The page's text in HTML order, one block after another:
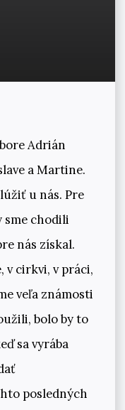
Adrián
a Martine.
u nás. Pre
sme chodili
nás získal.
v cirkvi, v práci,
veľa známosti
bolo by to
sa vyrába
posledných